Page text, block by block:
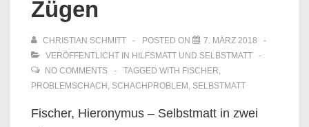
Zügen
CHRISTIAN SCHMITT POSTED ON
7. MÄRZ 2018
VERÖFFENTLICHT IN HILFSMATT UND SELBSTMATT
NO COMMENTS
TAGGED WITH FISCHER,
PROBLEMSCHACH , SCHACHPROBLEM , SELBSTMATT
Fischer, Hieronymus – Selbstmatt in zwei